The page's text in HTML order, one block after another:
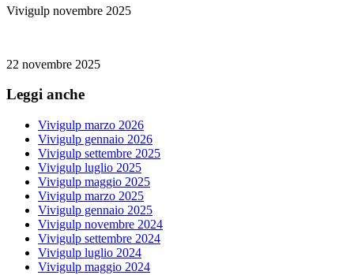
Vivigulp novembre 2025
22 novembre 2025
Leggi anche
Vivigulp marzo 2026
Vivigulp gennaio 2026
Vivigulp settembre 2025
Vivigulp luglio 2025
Vivigulp maggio 2025
Vivigulp marzo 2025
Vivigulp gennaio 2025
Vivigulp novembre 2024
Vivigulp settembre 2024
Vivigulp luglio 2024
Vivigulp maggio 2024